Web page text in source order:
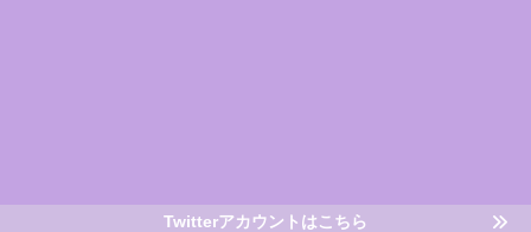
Twitterアカウントはこちら